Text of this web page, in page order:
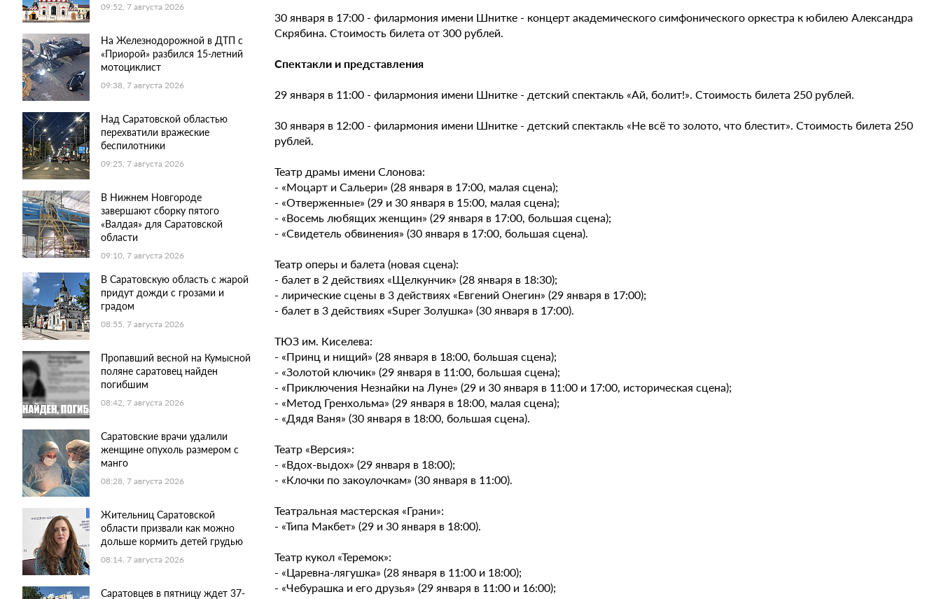
09:52, 7 августа 2026
На Железнодорожной в ДТП с
«Приорой» разбился 15-летний
мотоциклист
09:38, 7 августа 2026
Над Саратовской областью
перехватили вражеские
беспилотники
09:25, 7 августа 2026
В Нижнем Новгороде
завершают сборку пятого
«Валдая» для Саратовской
области
09:10, 7 августа 2026
В Саратовскую область с жарой
придут дожди с грозами и
градом
08:55, 7 августа 2026
Пропавший весной на Кумысной
поляне саратовец найден
погибшим
08:42, 7 августа 2026
Саратовские врачи удалили
женщине опухоль размером с
манго
08:28, 7 августа 2026
Жительниц Саратовской
области призвали как можно
дольше кормить детей грудью
08:14, 7 августа 2026
Саратовцев в пятницу ждет 37-
30 января в 17:00 - филармония имени Шнитке - концерт академического симфонического оркестра к юбилею Александра
Скрябина. Стоимость билета от 300 рублей.
Спектакли и представления
29 января в 11:00 - филармония имени Шнитке - детский спектакль «Ай, болит!». Стоимость билета 250 рублей.
30 января в 12:00 - филармония имени Шнитке - детский спектакль «Не всё то золото, что блестит». Стоимость билета 250
рублей.
Театр драмы имени Слонова:
- «Моцарт и Сальери» (28 января в 17:00, малая сцена);
- «Отверженные» (29 и 30 января в 15:00, малая сцена);
- «Восемь любящих женщин» (29 января в 17:00, большая сцена);
- «Свидетель обвинения» (30 января в 17:00, большая сцена).
Театр оперы и балета (новая сцена):
- балет в 2 действиях «Щелкунчик» (28 января в 18:30);
- лирические сцены в 3 действиях «Евгений Онегин» (29 января в 17:00);
- балет в 3 действиях «Super Золушка» (30 января в 17:00).
ТЮЗ им. Киселева:
- «Принц и нищий» (28 января в 18:00, большая сцена);
- «Золотой ключик» (29 января в 11:00, большая сцена);
- «Приключения Незнайки на Луне» (29 и 30 января в 11:00 и 17:00, историческая сцена);
- «Метод Гренхольма» (29 января в 18:00, малая сцена);
- «Дядя Ваня» (30 января в 18:00, большая сцена).
Театр «Версия»:
- «Вдох-выдох» (29 января в 18:00);
- «Клочки по закоулочкам» (30 января в 11:00).
Театральная мастерская «Грани»:
- «Типа Макбет» (29 и 30 января в 18:00).
Театр кукол «Теремок»:
- «Царевна-лягушка» (28 января в 11:00 и 18:00);
- «Чебурашка и его друзья» (29 января в 11:00 и 16:00);